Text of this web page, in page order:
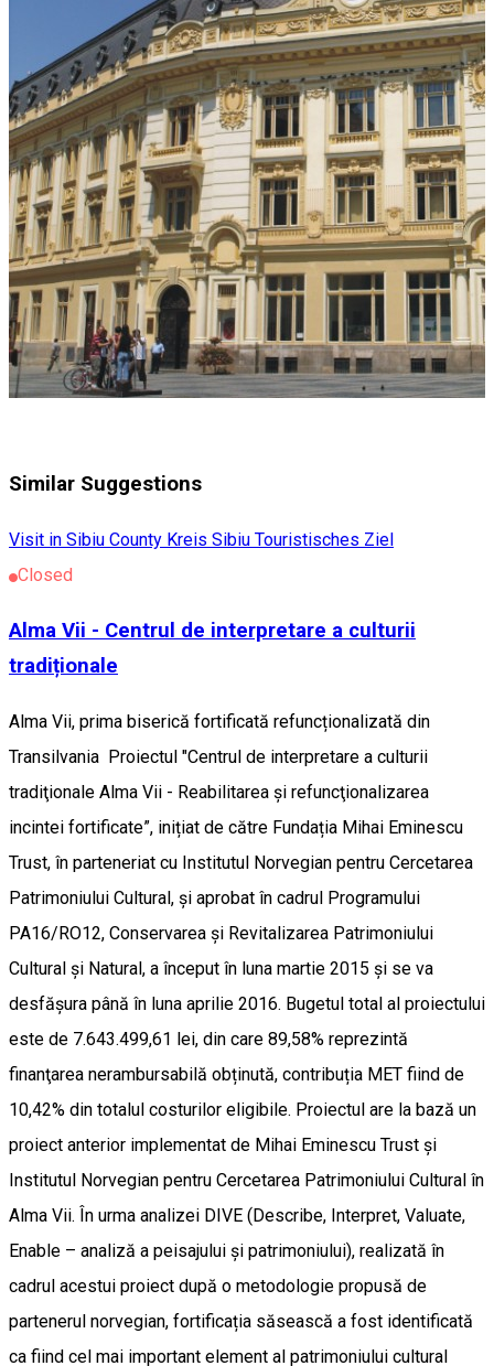
Similar Suggestions
Visit in Sibiu County Kreis Sibiu Touristisches Ziel
Closed
Alma Vii - Centrul de interpretare a culturii
tradiționale
Alma Vii, prima biserică fortificată refuncționalizată din
Transilvania Proiectul "Centrul de interpretare a culturii
tradiţionale Alma Vii - Reabilitarea și refuncţionalizarea
incintei fortificate”, inițiat de către Fundația Mihai Eminescu
Trust, în parteneriat cu Institutul Norvegian pentru Cercetarea
Patrimoniului Cultural, și aprobat în cadrul Programului
PA16/RO12, Conservarea și Revitalizarea Patrimoniului
Cultural și Natural, a început în luna martie 2015 și se va
desfășura până în luna aprilie 2016. Bugetul total al proiectului
este de 7.643.499,61 lei, din care 89,58% reprezintă
finanţarea nerambursabilă obținută, contribuția MET fiind de
10,42% din totalul costurilor eligibile. Proiectul are la bază un
proiect anterior implementat de Mihai Eminescu Trust și
Institutul Norvegian pentru Cercetarea Patrimoniului Cultural în
Alma Vii. În urma analizei DIVE (Describe, Interpret, Valuate,
Enable – analiză a peisajului și patrimoniului), realizată în
cadrul acestui proiect după o metodologie propusă de
partenerul norvegian, fortificația săsească a fost identificată
ca fiind cel mai important element al patrimoniului cultural